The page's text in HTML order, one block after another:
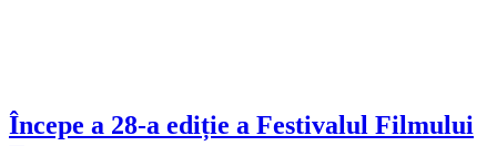
Începe a 28-a ediție a Festivalul Filmului